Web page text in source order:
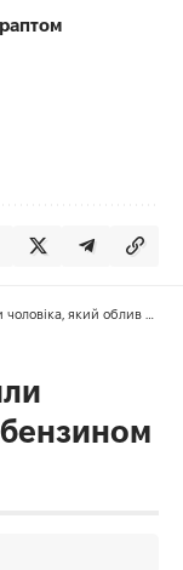
бензином сплячого племінника